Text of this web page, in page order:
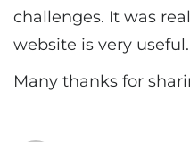
challenges. It was
website is very useful.
Many thanks for